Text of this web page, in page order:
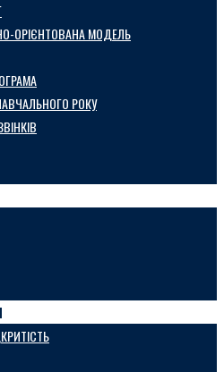
ОРІЄНТОВАНА МОДЕЛЬ
РОКУ